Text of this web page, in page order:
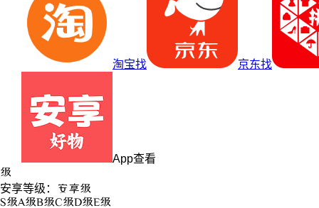
淘宝找 京东找
App查看
级
安享等级： 安享级
S级A级B级C级D级E级